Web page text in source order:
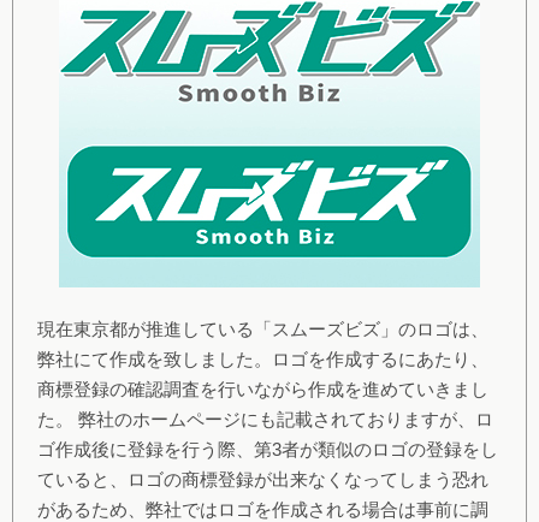
現在東京都が推進している「スムーズビズ」のロゴは、
弊社にて作成を致しました。ロゴを作成するにあたり、
商標登録の確認調査を行いながら作成を進めていきまし
た。 弊社のホームページにも記載されておりますが、ロ
ゴ作成後に登録を行う際、第3者が類似のロゴの登録をし
ていると、ロゴの商標登録が出来なくなってしまう恐れ
があるため、弊社ではロゴを作成される場合は事前に調